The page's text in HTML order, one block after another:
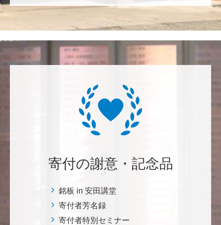
田畑 和樹
対校戦勝利、インカレ優勝目指して頑張ってくださ
い！ <漕艇部>
自身の高齢化とともに、障害のある方の苦労がよく理
解できるようになりました。パンフに出ている「重た
いドアの自動ドア化あるいは開閉しやすい折り戸化」
をはじめとして、身近なことでやらなければならない
です。 <障害のある学生や研究者の活躍応援基金>
恵良 道信
リベラルアーツとしての経済学をさらに発展させて 下
さい。 <経済学研究科・経済学部支援基金>
寄付の謝意・記念品
銘板 in 安田講堂
寄付者芳名録
寄付者特別セミナー